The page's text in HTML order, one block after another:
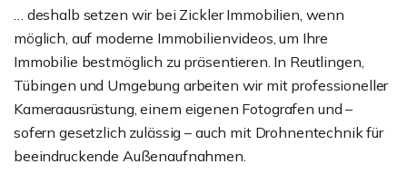
… deshalb setzen wir bei Zickler Immobilien, wenn
möglich, auf moderne Immobilienvideos, um Ihre
Immobilie bestmöglich zu präsentieren. In Reutlingen,
Tübingen und Umgebung arbeiten wir mit professioneller
Kameraausrüstung, einem eigenen Fotografen und –
sofern gesetzlich zulässig – auch mit Drohnentechnik für
beeindruckende Außenaufnahmen.